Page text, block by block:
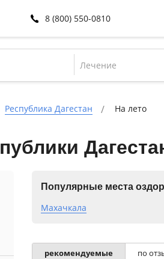
8 (800) 550-0810
Лечение
Республика Дагестан На лето
Популярные места
Махачкала
рекомендуемые по